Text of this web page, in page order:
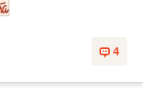
4